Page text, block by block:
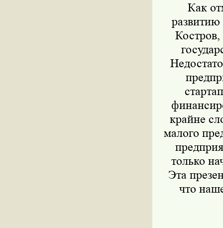
Как
развитию
крайне
малого
только
Эта
что